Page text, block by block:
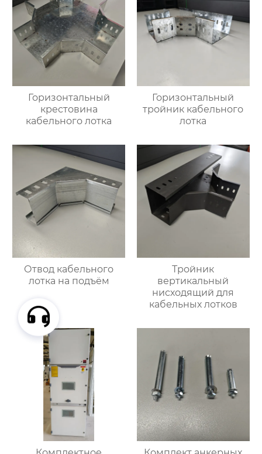
Горизонтальный
крестовина
кабельного лотка
Горизонтальный
тройник кабельного
лотка
Отвод кабельного
лотка на подъём
Тройник
вертикальный
нисходящий для
кабельных лотков